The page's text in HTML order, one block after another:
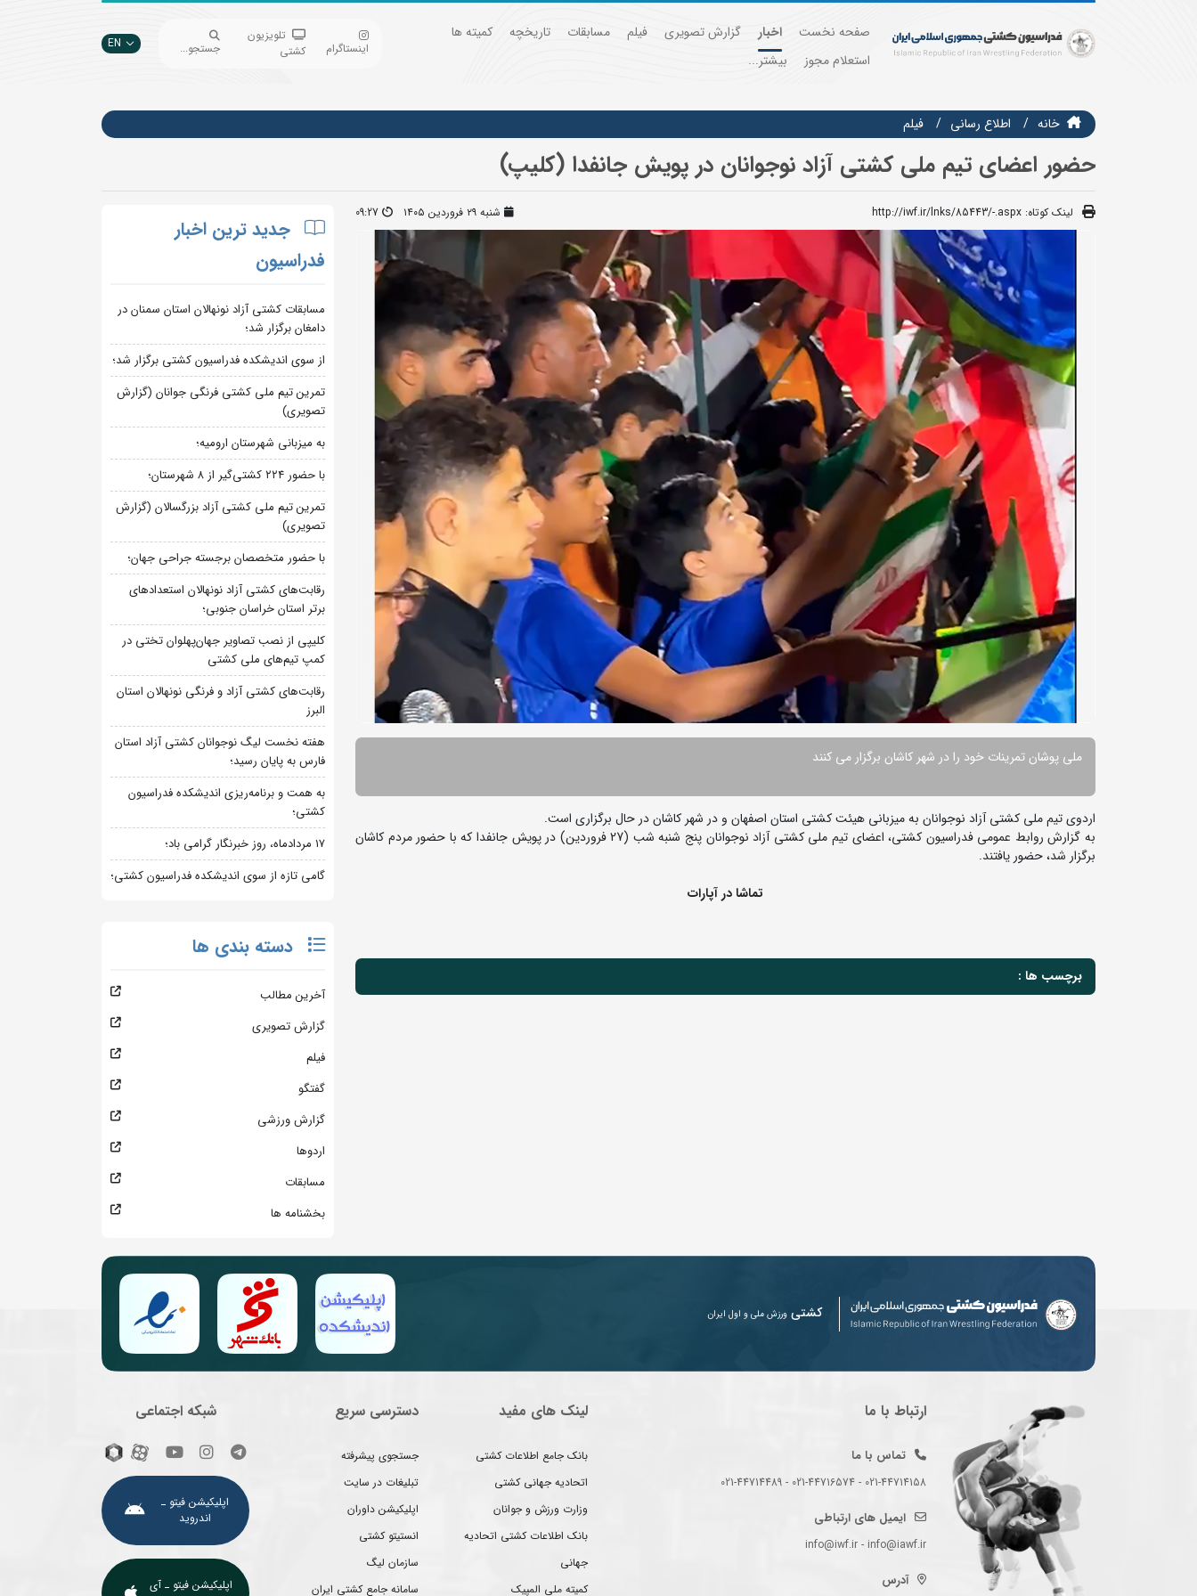
صفحه نخست اخبار گزارش تصویری فیلم مسابقات تاریخچه
کمیته ها
استعلام مجوز
بیشتر...
اینستاگرام
تلویزیون
کشتی
جستجو... EN
خانه اطلاع رسانی فيلم
حضور اعضای تیم ملی کشتی آزاد نوجوانان در پویش جانفدا (کلیپ)
لینک کوتاه: http://iwf.ir/lnks/85443/-.aspx شنبه ۲۹ فروردین ۱۴۰۵ 09:27
ملی پوشان تمرینات خود را در شهر کاشان برگزار می کنند
اردوی تیم ملی کشتی آزاد نوجوانان به میزبانی هیئت کشتی استان اصفهان و در شهر کاشان در حال برگزاری است.
به گزارش روابط عمومی فدراسیون کشتی، اعضای تیم ملی کشتی آزاد نوجوانان پنج شنبه شب (27 فروردین) در پویش جانفدا که با حضور مردم کاشان
برگزار شد، حضور یافتند.
تماشا در آپارات
برچسب ها :
جدید ترین اخبار
فدراسیون
مسابقات کشتی آزاد نونهالان استان سمنان در
دامغان برگزار شد؛
از سوی اندیشکده فدراسیون کشتی برگزار شد؛
تمرین تیم ملی کشتی فرنگی جوانان (گزارش
تصویری)
به میزبانی شهرستان ارومیه؛
با حضور ۲۲۴ کشتی‌گیر از ۸ شهرستان؛
تمرین تیم ملی کشتی آزاد بزرگسالان (گزارش
تصویری)
با حضور متخصصان برجسته جراحی جهان؛
رقابت‌های کشتی آزاد نونهالان استعدادهای
برتر استان خراسان جنوبی؛
کلیپی از نصب تصاویر جهان‌پهلوان تختی در
کمپ تیم‌های ملی کشتی
رقابت‌های کشتی آزاد و فرنگی نونهالان استان
البرز
هفته نخست لیگ نوجوانان کشتی آزاد استان
فارس به پایان رسید؛
به همت و برنامه‌ریزی اندیشکده فدراسیون
کشتی؛
۱۷ مردادماه، روز خبرنگار گرامی باد؛
گامی تازه از سوی اندیشکده فدراسیون کشتی؛
دسته بندی ها
آخرین مطالب
گزارش تصویری
فیلم
گفتگو
گزارش ورزشی
اردوها
مسابقات
بخشنامه ها
کشتی ورزش ملی و اول ایران
ارتباط با ما
تماس با ما
021-44714158 - 021-44716574 - 021-44714489
ایمیل های ارتباطی
info@iwf.ir - info@iawf.ir
آدرس
لینک های مفید
بانک جامع اطلاعات کشتی
اتحادیه جهانی کشتی
وزارت ورزش و جوانان
بانک اطلاعات کشتی اتحادیه
جهانی
کمیته ملی المپیک
دسترسی سریع
جستجوی پیشرفته
تبلیغات در سایت
اپلیکیشن داوران
انستیتو کشتی
سازمان لیگ
سامانه جامع کشتی ایران
شبکه اجتماعی
اپلیکیشن فیتو ـ
اندروید
اپلیکیشن فیتو ـ آی